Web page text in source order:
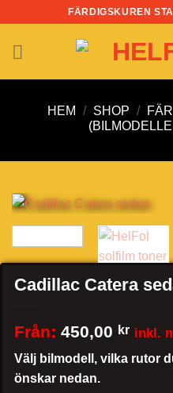
content
FÄRDIGSKUREN
HEM / SHOP /
Cadillac Catera
Från: 450,00 kr inkl.
Välj bilmodell, vilka rutor
önskar nedan.